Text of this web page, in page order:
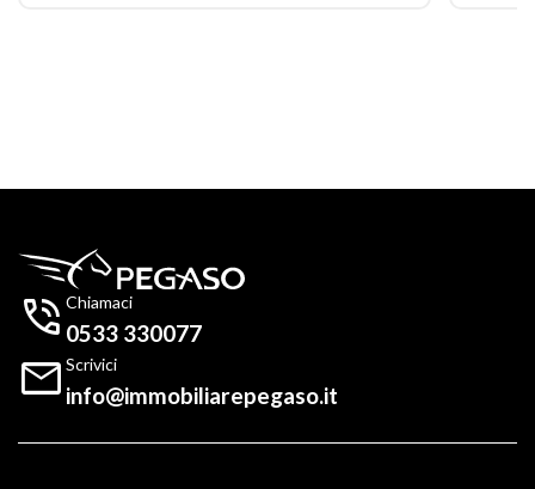
 Chiamaci
0533 330077
 Scrivici
info@immobiliarepegaso.it